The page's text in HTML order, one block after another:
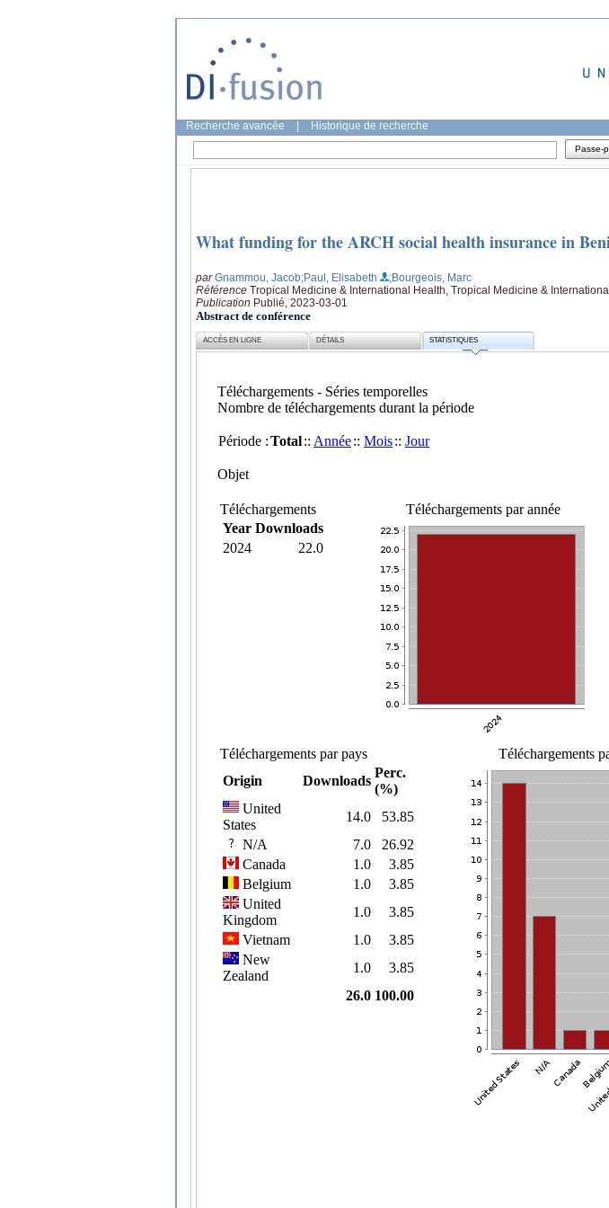
Recherche avancée Historique de recherche
Passe-
What funding for the ARCH social health insurance in
parGnammou, Jacob;Paul, Elisabeth
;Bourgeois, Marc
Référence Tropical Medicine & International Health, Tropical Medicine &
Publication Publié, 2023-03-01
Abstract de conférence
ACCÈS EN LIGNE DÉTAILS STATISTIQUES